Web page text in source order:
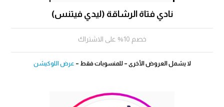
نادي فتاة الرشاقة (ليدي فيتنس)
خصم 10% على الاشتراك
لا يشمل العروض الأخرى – للمنسوبات فقط – عرض اللوكيشن